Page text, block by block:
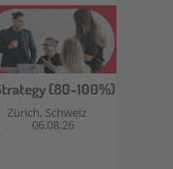
(80-100%)
Zürich, Schweiz
06.08.26